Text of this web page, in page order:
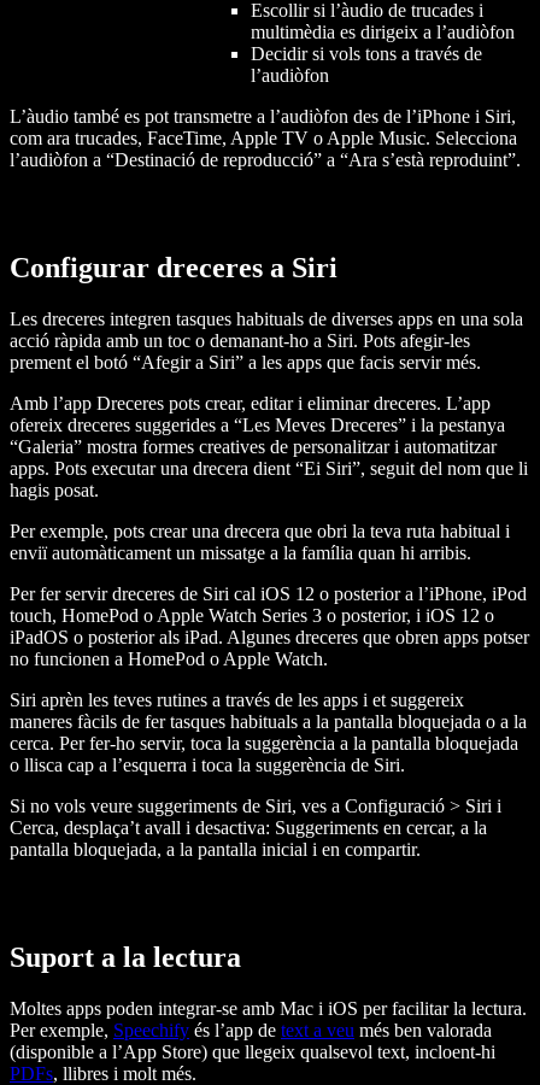
Escollir si l’àudio de trucades i
multimèdia es dirigeix a l’audiòfon
Decidir si vols tons a través de
l’audiòfon
L’àudio també es pot transmetre a l’audiòfon des de l’iPhone i Siri,
com ara trucades, FaceTime, Apple TV o Apple Music. Selecciona
l’audiòfon a “Destinació de reproducció” a “Ara s’està reproduint”.
Configurar dreceres a Siri
Les dreceres integren tasques habituals de diverses apps en una sola
acció ràpida amb un toc o demanant-ho a Siri. Pots afegir-les
prement el botó “Afegir a Siri” a les apps que facis servir més.
Amb l’app Dreceres pots crear, editar i eliminar dreceres. L’app
ofereix dreceres suggerides a “Les Meves Dreceres” i la pestanya
“Galeria” mostra formes creatives de personalitzar i automatitzar
apps. Pots executar una drecera dient “Ei Siri”, seguit del nom que li
hagis posat.
Per exemple, pots crear una drecera que obri la teva ruta habitual i
enviï automàticament un missatge a la família quan hi arribis.
Per fer servir dreceres de Siri cal iOS 12 o posterior a l’iPhone, iPod
touch, HomePod o Apple Watch Series 3 o posterior, i iOS 12 o
iPadOS o posterior als iPad. Algunes dreceres que obren apps potser
no funcionen a HomePod o Apple Watch.
Siri aprèn les teves rutines a través de les apps i et suggereix
maneres fàcils de fer tasques habituals a la pantalla bloquejada o a la
cerca. Per fer-ho servir, toca la suggerència a la pantalla bloquejada
o llisca cap a l’esquerra i toca la suggerència de Siri.
Si no vols veure suggeriments de Siri, ves a Configuració > Siri i
Cerca, desplaça’t avall i desactiva: Suggeriments en cercar, a la
pantalla bloquejada, a la pantalla inicial i en compartir.
Suport a la lectura
Moltes apps poden integrar-se amb Mac i iOS per facilitar la lectura.
Per exemple, Speechify és l’app de text a veu més ben valorada
(disponible a l’App Store) que llegeix qualsevol text, incloent-hi
PDFs, llibres i molt més.